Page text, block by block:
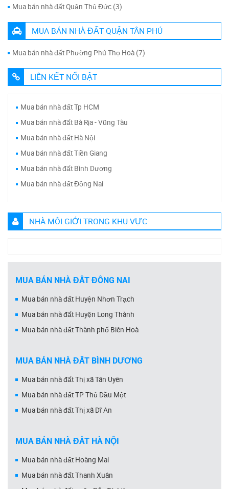
Mua bán nhà đất Quận Thủ Đức (3)
MUA BÁN NHÀ ĐẤT QUẬN TÂN PHÚ
Mua bán nhà đất Phường Phú Thọ Hoà (7)
LIÊN KẾT NỔI BẬT
Mua bán nhà đất Tp HCM
Mua bán nhà đất Bà Rịa - Vũng Tàu
Mua bán nhà đất Hà Nội
Mua bán nhà đất Tiền Giang
Mua bán nhà đất Bình Dương
Mua bán nhà đất Đồng Nai
NHÀ MÔI GIỚI TRONG KHU VỰC
MUA BÁN NHÀ ĐẤT ĐỒNG NAI
Mua bán nhà đất Huyện Nhơn Trạch
Mua bán nhà đất Huyện Long Thành
Mua bán nhà đất Thành phố Biên Hoà
MUA BÁN NHÀ ĐẤT BÌNH DƯƠNG
Mua bán nhà đất Thị xã Tân Uyên
Mua bán nhà đất TP Thủ Dầu Một
Mua bán nhà đất Thị xã Dĩ An
MUA BÁN NHÀ ĐẤT HÀ NỘI
Mua bán nhà đất Hoàng Mai
Mua bán nhà đất Thanh Xuân